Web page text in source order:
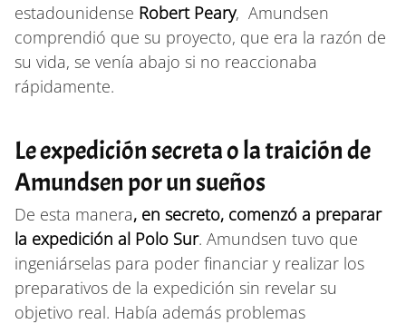
estadounidense Robert Peary, Amundsen
comprendió que su proyecto, que era la razón de
su vida, se venía abajo si no reaccionaba
rápidamente.
Le expedición secreta o la traición de
Amundsen por un sueños
De esta manera, en secreto, comenzó a preparar
la expedición al Polo Sur. Amundsen tuvo que
ingeniárselas para poder financiar y realizar los
preparativos de la expedición sin revelar su
objetivo real. Había además problemas